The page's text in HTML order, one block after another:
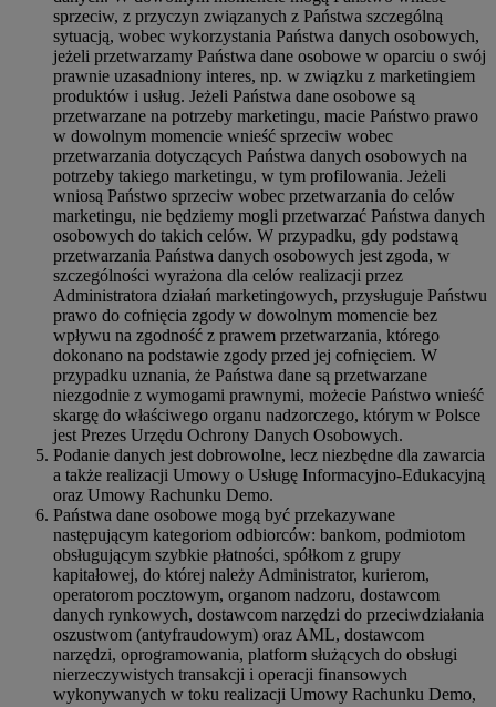
sprzeciw, z przyczyn związanych z Państwa szczególną
sytuacją, wobec wykorzystania Państwa danych osobowych,
jeżeli przetwarzamy Państwa dane osobowe w oparciu o swój
prawnie uzasadniony interes, np. w związku z marketingiem
produktów i usług. Jeżeli Państwa dane osobowe są
przetwarzane na potrzeby marketingu, macie Państwo prawo
w dowolnym momencie wnieść sprzeciw wobec
przetwarzania dotyczących Państwa danych osobowych na
potrzeby takiego marketingu, w tym profilowania. Jeżeli
wniosą Państwo sprzeciw wobec przetwarzania do celów
marketingu, nie będziemy mogli przetwarzać Państwa danych
osobowych do takich celów. W przypadku, gdy podstawą
przetwarzania Państwa danych osobowych jest zgoda, w
szczególności wyrażona dla celów realizacji przez
Administratora działań marketingowych, przysługuje Państwu
prawo do cofnięcia zgody w dowolnym momencie bez
wpływu na zgodność z prawem przetwarzania, którego
dokonano na podstawie zgody przed jej cofnięciem. W
przypadku uznania, że Państwa dane są przetwarzane
niezgodnie z wymogami prawnymi, możecie Państwo wnieść
skargę do właściwego organu nadzorczego, którym w Polsce
jest Prezes Urzędu Ochrony Danych Osobowych.
Podanie danych jest dobrowolne, lecz niezbędne dla zawarcia
a także realizacji Umowy o Usługę Informacyjno-Edukacyjną
oraz Umowy Rachunku Demo.
Państwa dane osobowe mogą być przekazywane
następującym kategoriom odbiorców: bankom, podmiotom
obsługującym szybkie płatności, spółkom z grupy
kapitałowej, do której należy Administrator, kurierom,
operatorom pocztowym, organom nadzoru, dostawcom
danych rynkowych, dostawcom narzędzi do przeciwdziałania
oszustwom (antyfraudowym) oraz AML, dostawcom
narzędzi, oprogramowania, platform służących do obsługi
nierzeczywistych transakcji i operacji finansowych
wykonywanych w toku realizacji Umowy Rachunku Demo,